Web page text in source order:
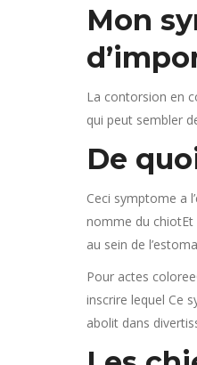
Mon
La contorsion en
qui peut sembler
De
Ceci symptome a
nomme du chiotEt
au sein de
Pour actes
inscrire lequel Ce
abolit dans